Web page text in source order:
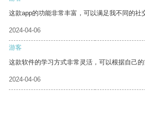
这款app的功能非常丰富，可以满足我不同的社
2024-04-06
游客
这款软件的学习方式非常灵活，可以根据自己的
2024-04-06